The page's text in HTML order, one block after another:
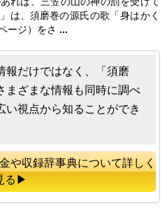
は、 須磨巻の源氏の歌「身はかく
ージ）をさ ...
報だけではなく、「須磨
まざまな情報も同時に調べ
い視点から知ることができ
や収録辞事典について詳しく
る▶